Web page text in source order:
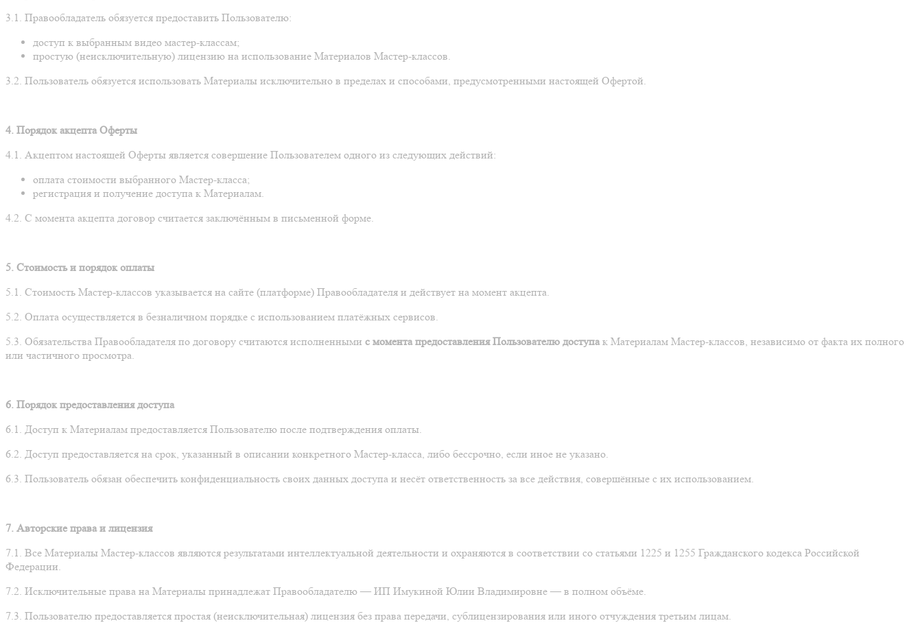
3.1. Правообладатель обязуется предоставить Пользователю:
доступ к выбранным видео мастер-классам;
простую (неисключительную) лицензию на использование Материалов Мастер-классов.
3.2. Пользователь обязуется использовать Материалы исключительно в пределах и способами, предусмотренными настоящей Офертой.
4. Порядок акцепта Оферты
4.1. Акцептом настоящей Оферты является совершение Пользователем одного из следующих действий:
оплата стоимости выбранного Мастер-класса;
регистрация и получение доступа к Материалам.
4.2. С момента акцепта договор считается заключённым в письменной форме.
5. Стоимость и порядок оплаты
5.1. Стоимость Мастер-классов указывается на сайте (платформе) Правообладателя и действует на момент акцепта.
5.2. Оплата осуществляется в безналичном порядке с использованием платёжных сервисов.
5.3. Обязательства Правообладателя по договору считаются исполненными с момента предоставления Пользователю доступак Материалам Мастер-классов, независимо от факта их полного
или частичного просмотра.
6. Порядок предоставления доступа
6.1. Доступ к Материалам предоставляется Пользователю после подтверждения оплаты.
6.2. Доступ предоставляется на срок, указанный в описании конкретного Мастер-класса, либо бессрочно, если иное не указано.
6.3. Пользователь обязан обеспечить конфиденциальность своих данных доступа и несёт ответственность за все действия, совершённые с их использованием.
7. Авторские права и лицензия
7.1. Все Материалы Мастер-классов являются результатами интеллектуальной деятельности и охраняются в соответствии со статьями 1225 и 1255 Гражданского кодекса Российской
Федерации.
7.2. Исключительные права на Материалы принадлежат Правообладателю — ИП Имукиной Юлии Владимировне — в полном объёме.
7.3. Пользователю предоставляется простая (неисключительная) лицензия без права передачи, сублицензирования или иного отчуждения третьим лицам.